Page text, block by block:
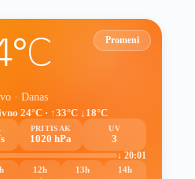
Promeni
· Danas
24°C · ↑33°C ↓18°C
PRITISAK
1020 hPa
UV
3
↓ 20:01
12h 13h 14h